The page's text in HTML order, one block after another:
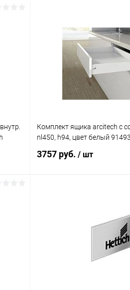
Комплект ящика arcitech с
nl450, h94, цвет белый
3757 руб. / шт